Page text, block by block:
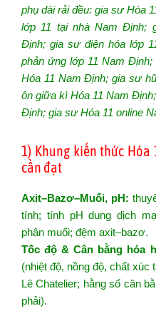
phụ dài rải đều: gia sư Hóa
lớp 11 tại nhà Nam Định;
Định; gia sư điện hóa lớp
phản ứng lớp 11 Nam
Hóa 11 Nam Định; gia sư
ôn giữa kì Hóa 11 Nam
Định; gia sư Hóa 11 online
1) Khung kiến thức Hóa
cần đạt
Axit–Bazơ–Muối, pH:
tính; tính pH dung dịch
phân muối; đệm axit–bazơ.
Tốc độ & Cân bằng hóa
(nhiệt độ, nồng độ, chất xúc
Lê Chatelier; hằng số cân
phải).